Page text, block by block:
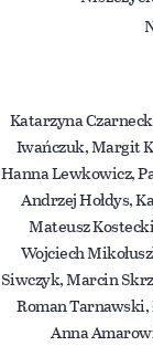
Katarzyna
Iwańczuk, Margit
Hanna Lewkowicz,
Andrzej Hołdys,
Mateusz
Wojciech
Siwczyk, Marcin
Roman
Anna